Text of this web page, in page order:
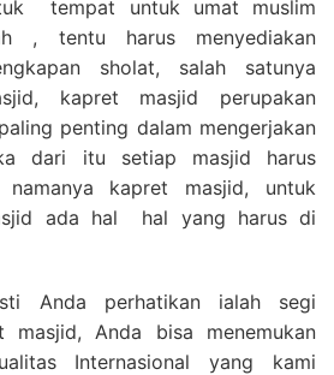
tempat untuk umat muslim
, tentu harus menyediakan
sholat, salah satunya
kapret masjid perupakan
penting dalam mengerjakan
dari itu setiap masjid harus
namanya kapret masjid, untuk
ada hal hal yang harus di
Anda perhatikan ialah segi
masjid, Anda bisa menemukan
Internasional yang kami